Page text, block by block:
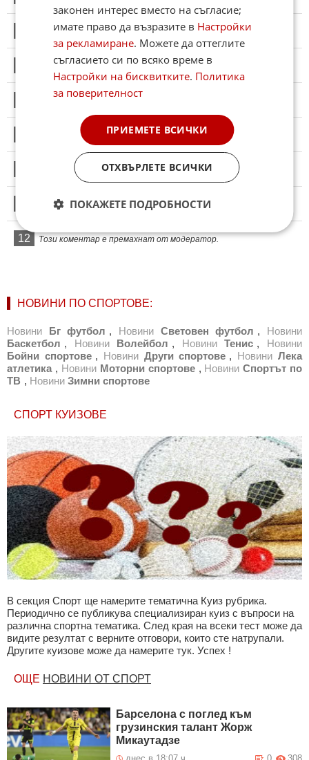
Този коментар е премахнат от модератор.
Този коментар е премахнат от модератор.
Този коментар е премахнат от модератор.
Този коментар е премахнат от модератор.
Този коментар е премахнат от модератор.
Този коментар е премахнат от модератор.
12 Този коментар е премахнат от модератор.
НОВИНИ ПО СПОРТОВЕ:
Новини Бг футбол , Новини Световен футбол , Новини
Баскетбол , Новини Волейбол , Новини Тенис , Новини
Бойни спортове , Новини Други спортове , Новини Лека
атлетика , Новини Моторни спортове , Новини Спортът по
ТВ , Новини Зимни спортове
СПОРТ КУИЗОВЕ
В секция Спорт ще намерите тематична Куиз рубрика.
Периодично се публикува специализиран куиз с въпроси на
различна спортна тематика. След края на всеки тест може да
видите резултат с верните отговори, които сте натрупали.
Другите куизове може да намерите тук. Успех !
ОЩЕ НОВИНИ ОТ СПОРТ
Барселона с поглед към
грузинския талант Жорж
Микаутадзе
законен интерес вместо на съгласие;
имате право да възразите в Настройки
за рекламиране. Можете да оттеглите
съгласието си по всяко време в
Настройки на бисквитките. Политика
за поверителност
ПРИЕМЕТЕ ВСИЧКИ
ОТХВЪРЛЕТЕ ВСИЧКИ
ПОКАЖЕТЕ ПОДРОБНОСТИ